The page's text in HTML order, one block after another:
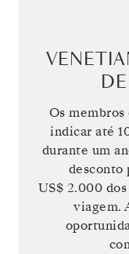
Os
indicar até
durante um
desconto
US$ 2.000
viagem.